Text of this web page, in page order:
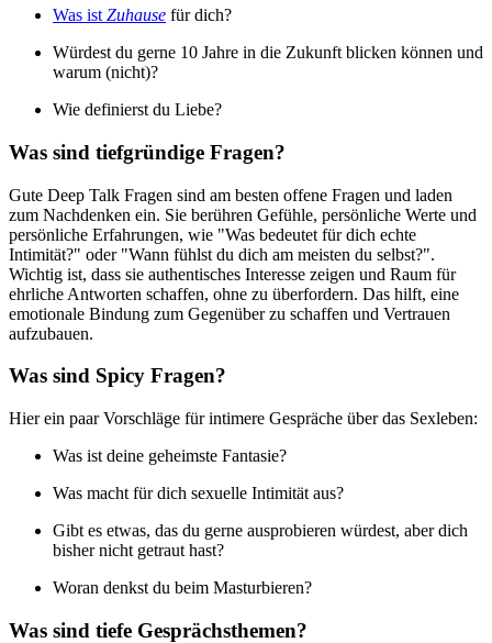
Was ist Zuhause für dich?
Würdest du gerne 10 Jahre in die Zukunft blicken können und
warum (nicht)?
Wie definierst du Liebe?
Was sind tiefgründige Fragen?
Gute Deep Talk Fragen sind am besten offene Fragen und laden
zum Nachdenken ein. Sie berühren Gefühle, persönliche Werte und
persönliche Erfahrungen, wie "Was bedeutet für dich echte
Intimität?" oder "Wann fühlst du dich am meisten du selbst?".
Wichtig ist, dass sie authentisches Interesse zeigen und Raum für
ehrliche Antworten schaffen, ohne zu überfordern. Das hilft, eine
emotionale Bindung zum Gegenüber zu schaffen und Vertrauen
aufzubauen.
Was sind Spicy Fragen?
Hier ein paar Vorschläge für intimere Gespräche über das Sexleben:
Was ist deine geheimste Fantasie?
Was macht für dich sexuelle Intimität aus?
Gibt es etwas, das du gerne ausprobieren würdest, aber dich
bisher nicht getraut hast?
Woran denkst du beim Masturbieren?
Was sind tiefe Gesprächsthemen?